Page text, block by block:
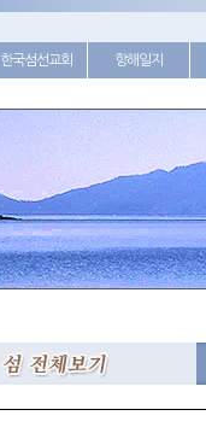
한국섬선교회 항해일지